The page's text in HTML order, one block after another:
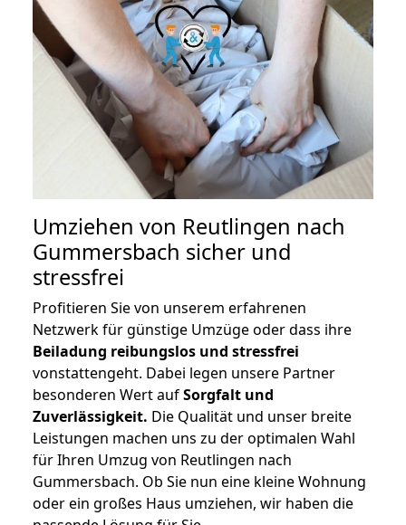
Umziehen von Reutlingen nach
Gummersbach sicher und
stressfrei
Profitieren Sie von unserem erfahrenen
Netzwerk für günstige Umzüge oder dass ihre
Beiladung reibungslos und stressfrei
vonstattengeht. Dabei legen unsere Partner
besonderen Wert aufSorgfalt und
Zuverlässigkeit. Die Qualität und unser breite
Leistungen machen uns zu der optimalen Wahl
für Ihren Umzug von Reutlingen nach
Gummersbach. Ob Sie nun eine kleine Wohnung
oder ein großes Haus umziehen, wir haben die